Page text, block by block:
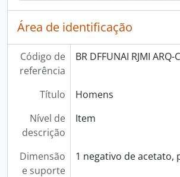
Área de identificação
Código de
referência
BR DFFUNAI RJMI ARQ-
Título
Homens
Nível de
descrição
Item
Dimensão
e suporte
1 negativo de acetato,